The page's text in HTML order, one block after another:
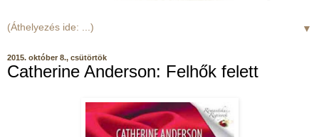
▼
2015. október 8., csütörtök
Catherine Anderson: Felhők felett